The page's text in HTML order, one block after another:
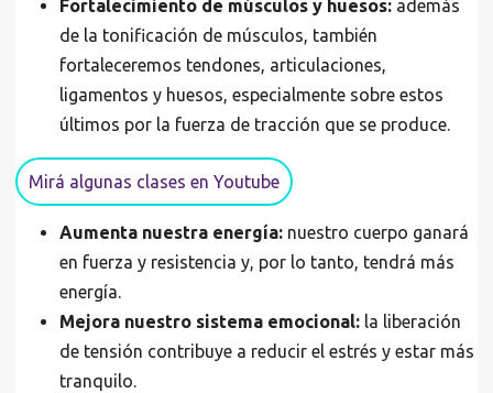
Fortalecimiento de músculos y huesos: además
de la tonificación de músculos, también
fortaleceremos tendones, articulaciones,
ligamentos y huesos, especialmente sobre estos
últimos por la fuerza de tracción que se produce.
Mirá algunas clases en Youtube
Aumenta nuestra energía: nuestro cuerpo ganará
en fuerza y resistencia y, por lo tanto, tendrá más
energía.
Mejora nuestro sistema emocional: la liberación
de tensión contribuye a reducir el estrés y estar más
tranquilo.